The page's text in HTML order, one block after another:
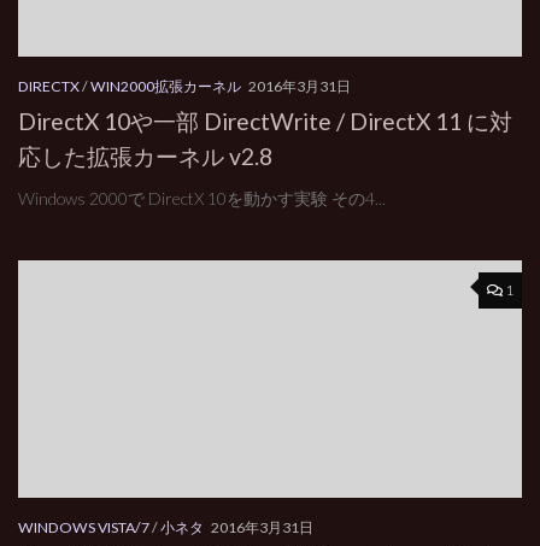
DIRECTX/WIN2000拡張カーネル 2016年3月31日
DirectX 10や一部 DirectWrite / DirectX 11 に対
応した拡張カーネル v2.8
Windows 2000で DirectX 10を動かす実験 その4...
1
WINDOWS VISTA/7/小ネタ 2016年3月31日